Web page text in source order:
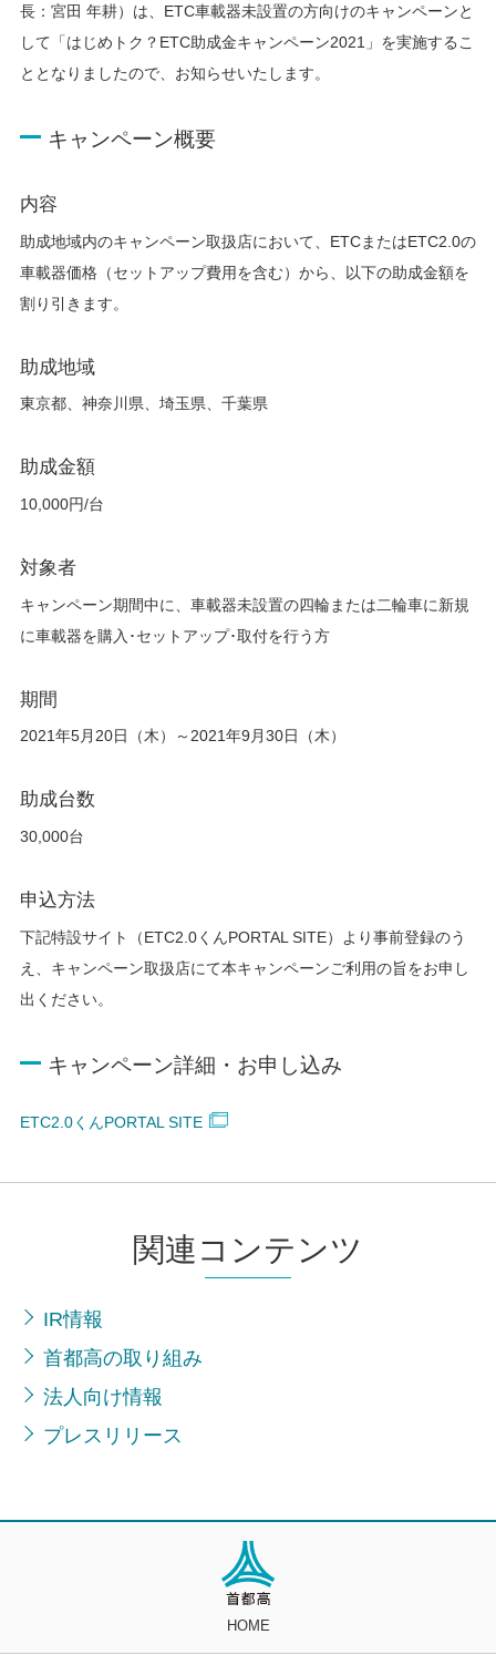
長：宮田 年耕）は、ETC車載器未設置の方向けのキャンペーンと
して「はじめトク？ETC助成金キャンペーン2021」を実施するこ
ととなりましたので、お知らせいたします。
キャンペーン概要
内容
助成地域内のキャンペーン取扱店において、ETCまたはETC2.0の
車載器価格（セットアップ費用を含む）から、以下の助成金額を
割り引きます。
助成地域
東京都、神奈川県、埼玉県、千葉県
助成金額
10,000円/台
対象者
キャンペーン期間中に、車載器未設置の四輪または二輪車に新規
に車載器を購入･セットアップ･取付を行う方
期間
2021年5月20日（木）～2021年9月30日（木）
助成台数
30,000台
申込方法
下記特設サイト（ETC2.0くんPORTAL SITE）より事前登録のう
え、キャンペーン取扱店にて本キャンペーンご利用の旨をお申し
出ください。
キャンペーン詳細・お申し込み
ETC2.0くんPORTAL SITE
関連コンテンツ
IR情報
首都高の取り組み
法人向け情報
プレスリリース
HOME